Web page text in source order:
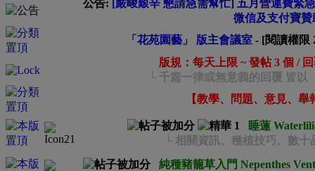
公告: [嚴峻艱辛 懇請急需幫忙] 五月營運費緊
微信及支付寶贊
「花苑園藝」 版主會議室- [閱讀權限
版規：每天上限 ~ 發帖 3 個 /
└ 千篇一律或無意義的回覆 皆
【教學、問題、意見、舉
睡蓮
└ 相關資訊、種植技巧、數十
純種豬籠草入門 Nepenthes